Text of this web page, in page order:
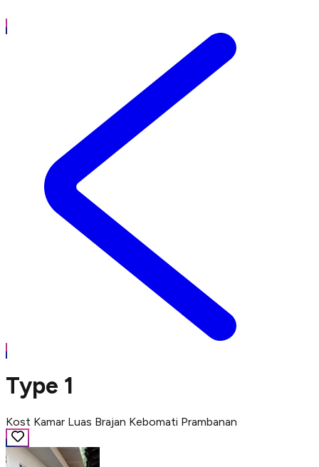
Type 1
Kost Kamar Luas Brajan Kebomati Prambanan